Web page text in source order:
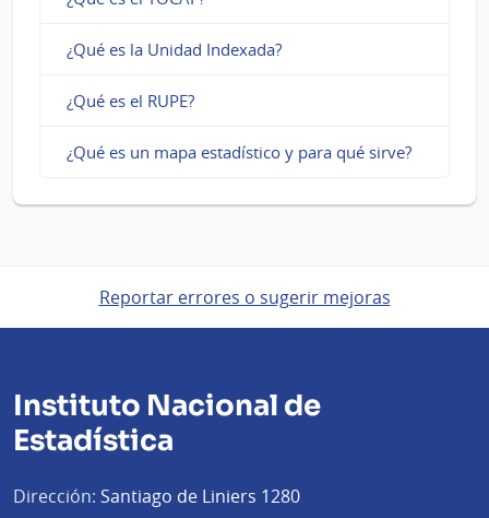
¿Qué es la Unidad Indexada?
¿Qué es el RUPE?
¿Qué es un mapa estadístico y para qué sirve?
Reportar errores o sugerir mejoras
Instituto Nacional de
Estadística
Dirección: Santiago de Liniers 1280